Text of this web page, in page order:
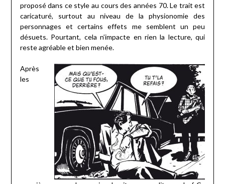
proposé dans ce style au cours des années 70. Le trait est
caricaturé, surtout au niveau de la physionomie des
personnages et certains effets me semblent un peu
désuets. Pourtant, cela n’impacte en rien la lecture, qui
reste agréable et bien menée.
Après
les